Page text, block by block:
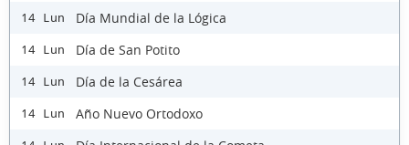
14 Lun Día Mundial de la Lógica
14 Lun Día de San Potito
14 Lun Día de la Cesárea
14 Lun Año Nuevo Ortodoxo